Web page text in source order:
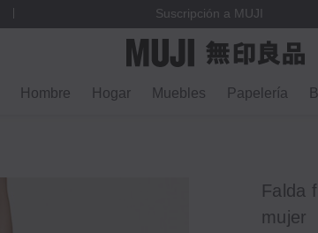
Suscripción a MUJI
Hombre Hogar Muebles Papelería
Falda
mujer